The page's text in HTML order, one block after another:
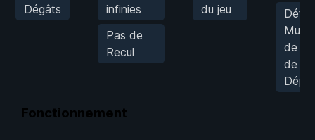
Dégâts
infinies
Pas de
Recul
du jeu
de
de
Fonctionnement